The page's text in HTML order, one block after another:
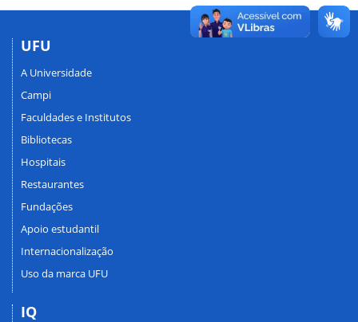
UFU
A Universidade
Campi
Faculdades e Institutos
Bibliotecas
Hospitais
Restaurantes
Fundações
Apoio estudantil
Internacionalização
Uso da marca UFU
IQ